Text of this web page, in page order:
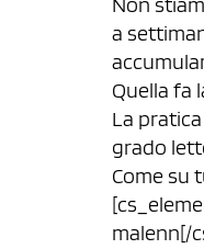
a
Quella fa
La
grado
Come su
malenn[/